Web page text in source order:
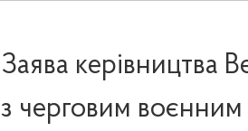
Заява керівництва
з черговим